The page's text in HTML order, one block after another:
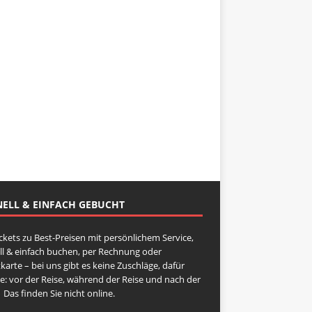
& EINFACH GEBUCHT
zu Best-Preisen mit persönlichem Service,
& einfach buchen, per Rechnung oder
– bei uns gibt es keine Zuschläge, dafür
vor der Reise, während der Reise und nach der
Das finden Sie nicht online.